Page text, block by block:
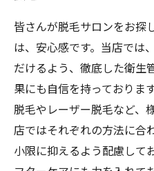
皆さんが脱毛サロンをお探
は、安心感です。当店では
だけるよう、徹底した衛生
果にも自信を持っておりま
脱毛やレーザー脱毛など、
店ではそれぞれの方法に合
小限に抑えるよう配慮して